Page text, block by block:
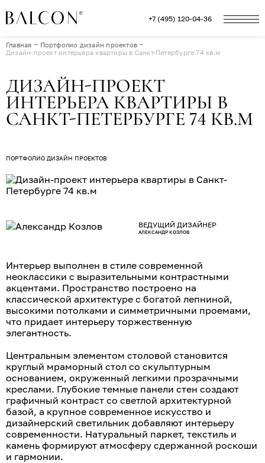
+7 (495) 120-04-36
Главная
Портфолио дизайн проектов
Дизайн-проект интерьера квартиры в Санкт-Петербурге 74 кв.м
ДИЗАЙН-ПРОЕКТ
ИНТЕРЬЕРА КВАРТИРЫ В
САНКТ-ПЕТЕРБУРГЕ 74 КВ.М
ПОРТФОЛИО ДИЗАЙН ПРОЕКТОВ
ВЕДУЩИЙ ДИЗАЙНЕР
АЛЕКСАНДР КОЗЛОВ
Интерьер выполнен в стиле современной
неоклассики с выразительными контрастными
акцентами. Пространство построено на
классической архитектуре с богатой лепниной,
высокими потолками и симметричными проемами,
что придает интерьеру торжественную
элегантность.
Центральным элементом столовой становится
круглый мраморный стол со скульптурным
основанием, окруженный легкими прозрачными
креслами. Глубокие темные панели стен создают
графичный контраст со светлой архитектурной
базой, а крупное современное искусство и
дизайнерский светильник добавляют интерьеру
современности. Натуральный паркет, текстиль и
камень формируют атмосферу сдержанной роскоши
и гармонии.